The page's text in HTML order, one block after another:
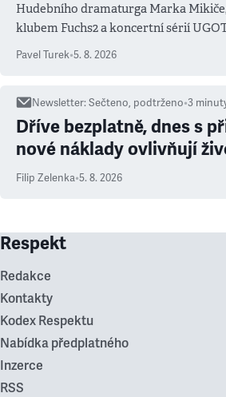
Hudebního dramaturga Marka
klubem Fuchs2 a koncertní sérií
ale atmosféra
Pavel Turek•5. 8. 2026
Newsletter:Sečteno, podtrženo•3
Dříve bezplatně, dnes s
nové náklady ovlivňují
Filip Zelenka•5. 8. 2026
Respekt
Redakce
Kontakty
Kodex Respektu
Nabídka předplatného
Inzerce
RSS